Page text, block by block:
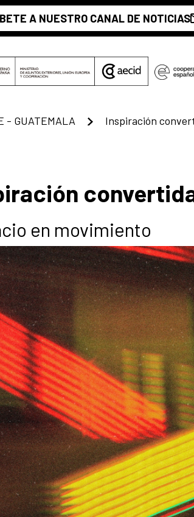
A NUESTRO CANAL DE NOTICIAS
- GUATEMALA Inspiración
en movimiento